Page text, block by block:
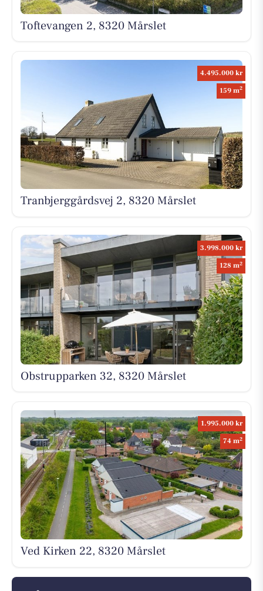
Toftevangen 2, 8320 Mårslet
4.495.000 kr
159 m2
Tranbjerggårdsvej 2, 8320 Mårslet
3.998.000 kr
128 m2
Obstrupparken 32, 8320 Mårslet
1.995.000 kr
74 m2
Ved Kirken 22, 8320 Mårslet